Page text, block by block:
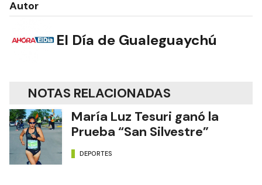
Autor
El Día de Gualeguaychú
NOTAS RELACIONADAS
María Luz Tesuri ganó la
Prueba “San Silvestre”
DEPORTES